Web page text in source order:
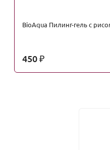
BioAqua Пилинг-гель с
450 ₽